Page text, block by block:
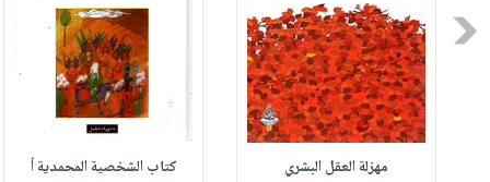
Previous
مهزلة العقل البشري
كتاب الشخصية المحمدية أ